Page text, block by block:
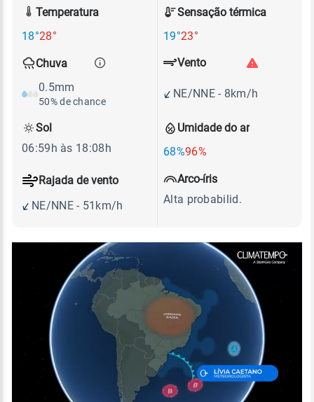
Temperatura
18°28°
Sensação térmica
19°23°
Chuva
0.5mm
50% de chance
Umidade do ar
68%96%
Vento
NE/NNE - 8km/h
Rajada de vento
NE/NNE - 51km/h
Sol
06:59h às 18:08h
Arco-íris
Alta probabilid.